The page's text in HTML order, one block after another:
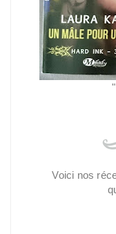
"
Voici nos